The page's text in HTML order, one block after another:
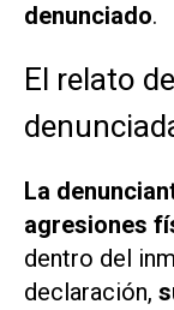
denunciado.
El relato
La
agresiones
dentro del
declaración,